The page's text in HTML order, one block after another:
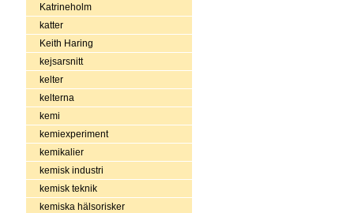
Katrineholm
katter
Keith Haring
kejsarsnitt
kelter
kelterna
kemi
kemiexperiment
kemikalier
kemisk industri
kemisk teknik
kemiska hälsorisker